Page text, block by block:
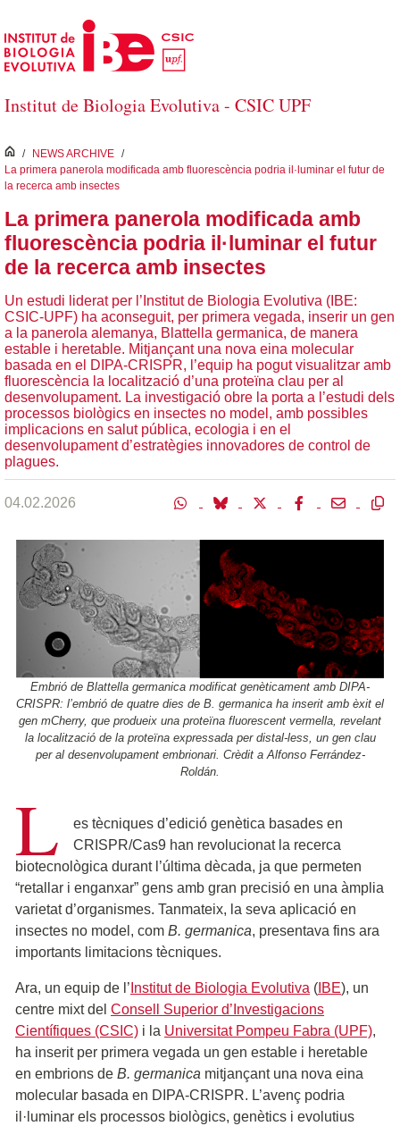
Salta al contingut principal
Institut de Biologia Evolutiva - CSIC UPF
inici
/ NEWS ARCHIVE /
La primera panerola modificada amb fluorescència podria il·luminar el futur de
la recerca amb insectes
La primera panerola modificada amb
fluorescència podria il·luminar el futur
de la recerca amb insectes
Un estudi liderat per l’Institut de Biologia Evolutiva (IBE:
CSIC-UPF) ha aconseguit, per primera vegada, inserir un gen
a la panerola alemanya, Blattella germanica, de manera
estable i heretable. Mitjançant una nova eina molecular
basada en el DIPA-CRISPR, l’equip ha pogut visualitzar amb
fluorescència la localització d’una proteïna clau per al
desenvolupament. La investigació obre la porta a l’estudi dels
processos biològics en insectes no model, amb possibles
implicacions en salut pública, ecologia i en el
desenvolupament d’estratègies innovadores de control de
plagues.
04.02.2026
Embrió de Blattella germanica modificat genèticament amb DIPA-
CRISPR: l’embrió de quatre dies de B. germanica ha inserit amb èxit el
gen mCherry, que produeix una proteïna fluorescent vermella, revelant
la localització de la proteïna expressada per distal-less, un gen clau
per al desenvolupament embrionari. Crèdit a Alfonso Ferrández-
Roldán.
L
es tècniques d’edició genètica basades en
CRISPR/Cas9 han revolucionat la recerca
biotecnològica durant l’última dècada, ja que permeten
“retallar i enganxar” gens amb gran precisió en una àmplia
varietat d’organismes. Tanmateix, la seva aplicació en
insectes no model, com B. germanica, presentava fins ara
importants limitacions tècniques.
Ara, un equip de l’ Institut de Biologia Evolutiva ( IBE), un
centre mixt del Consell Superior d’Investigacions
Científiques (CSIC) i la Universitat Pompeu Fabra (UPF),
ha inserit per primera vegada un gen estable i heretable
en embrions de B. germanica mitjançant una nova eina
molecular basada en DIPA-CRISPR. L’avenç podria
il·luminar els processos biològics, genètics i evolutius